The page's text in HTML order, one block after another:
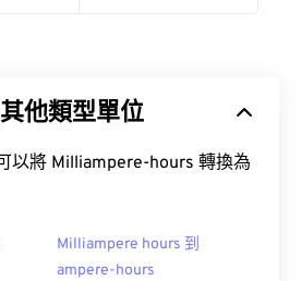
他類型單位
以將 Milliampere-hours 轉換為
Milliampere hours 到
ampere-hours